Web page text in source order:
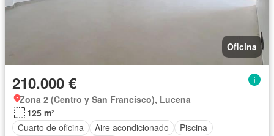
Oficina
210.000 €
Zona 2 (Centro y San Francisco), Lucena
125 m²
Cuarto de oficina
Aire acondicionado
Piscina